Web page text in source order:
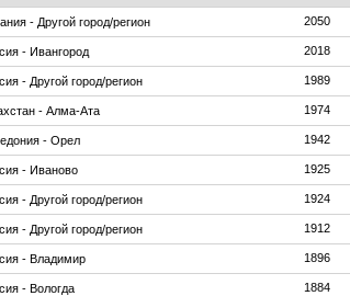
- Другой город/регион 2050
- Ивангород 2018
- Другой город/регион 1989
- Алма-Ата 1974
- Орел 1942
- Иваново 1925
- Другой город/регион 1924
- Другой город/регион 1912
- Владимир 1896
- Вологда 1884